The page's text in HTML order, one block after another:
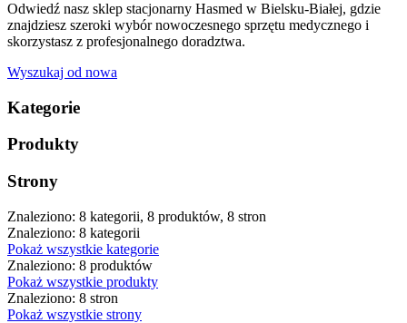
Odwiedź nasz sklep stacjonarny Hasmed w Bielsku-Białej, gdzie
znajdziesz szeroki wybór nowoczesnego sprzętu medycznego i
skorzystasz z profesjonalnego doradztwa.
Wyszukaj od nowa
Kategorie
Produkty
Strony
Znaleziono: 8 kategorii, 8 produktów, 8 stron
Znaleziono: 8 kategorii
Pokaż wszystkie kategorie
Znaleziono: 8 produktów
Pokaż wszystkie produkty
Znaleziono: 8 stron
Pokaż wszystkie strony